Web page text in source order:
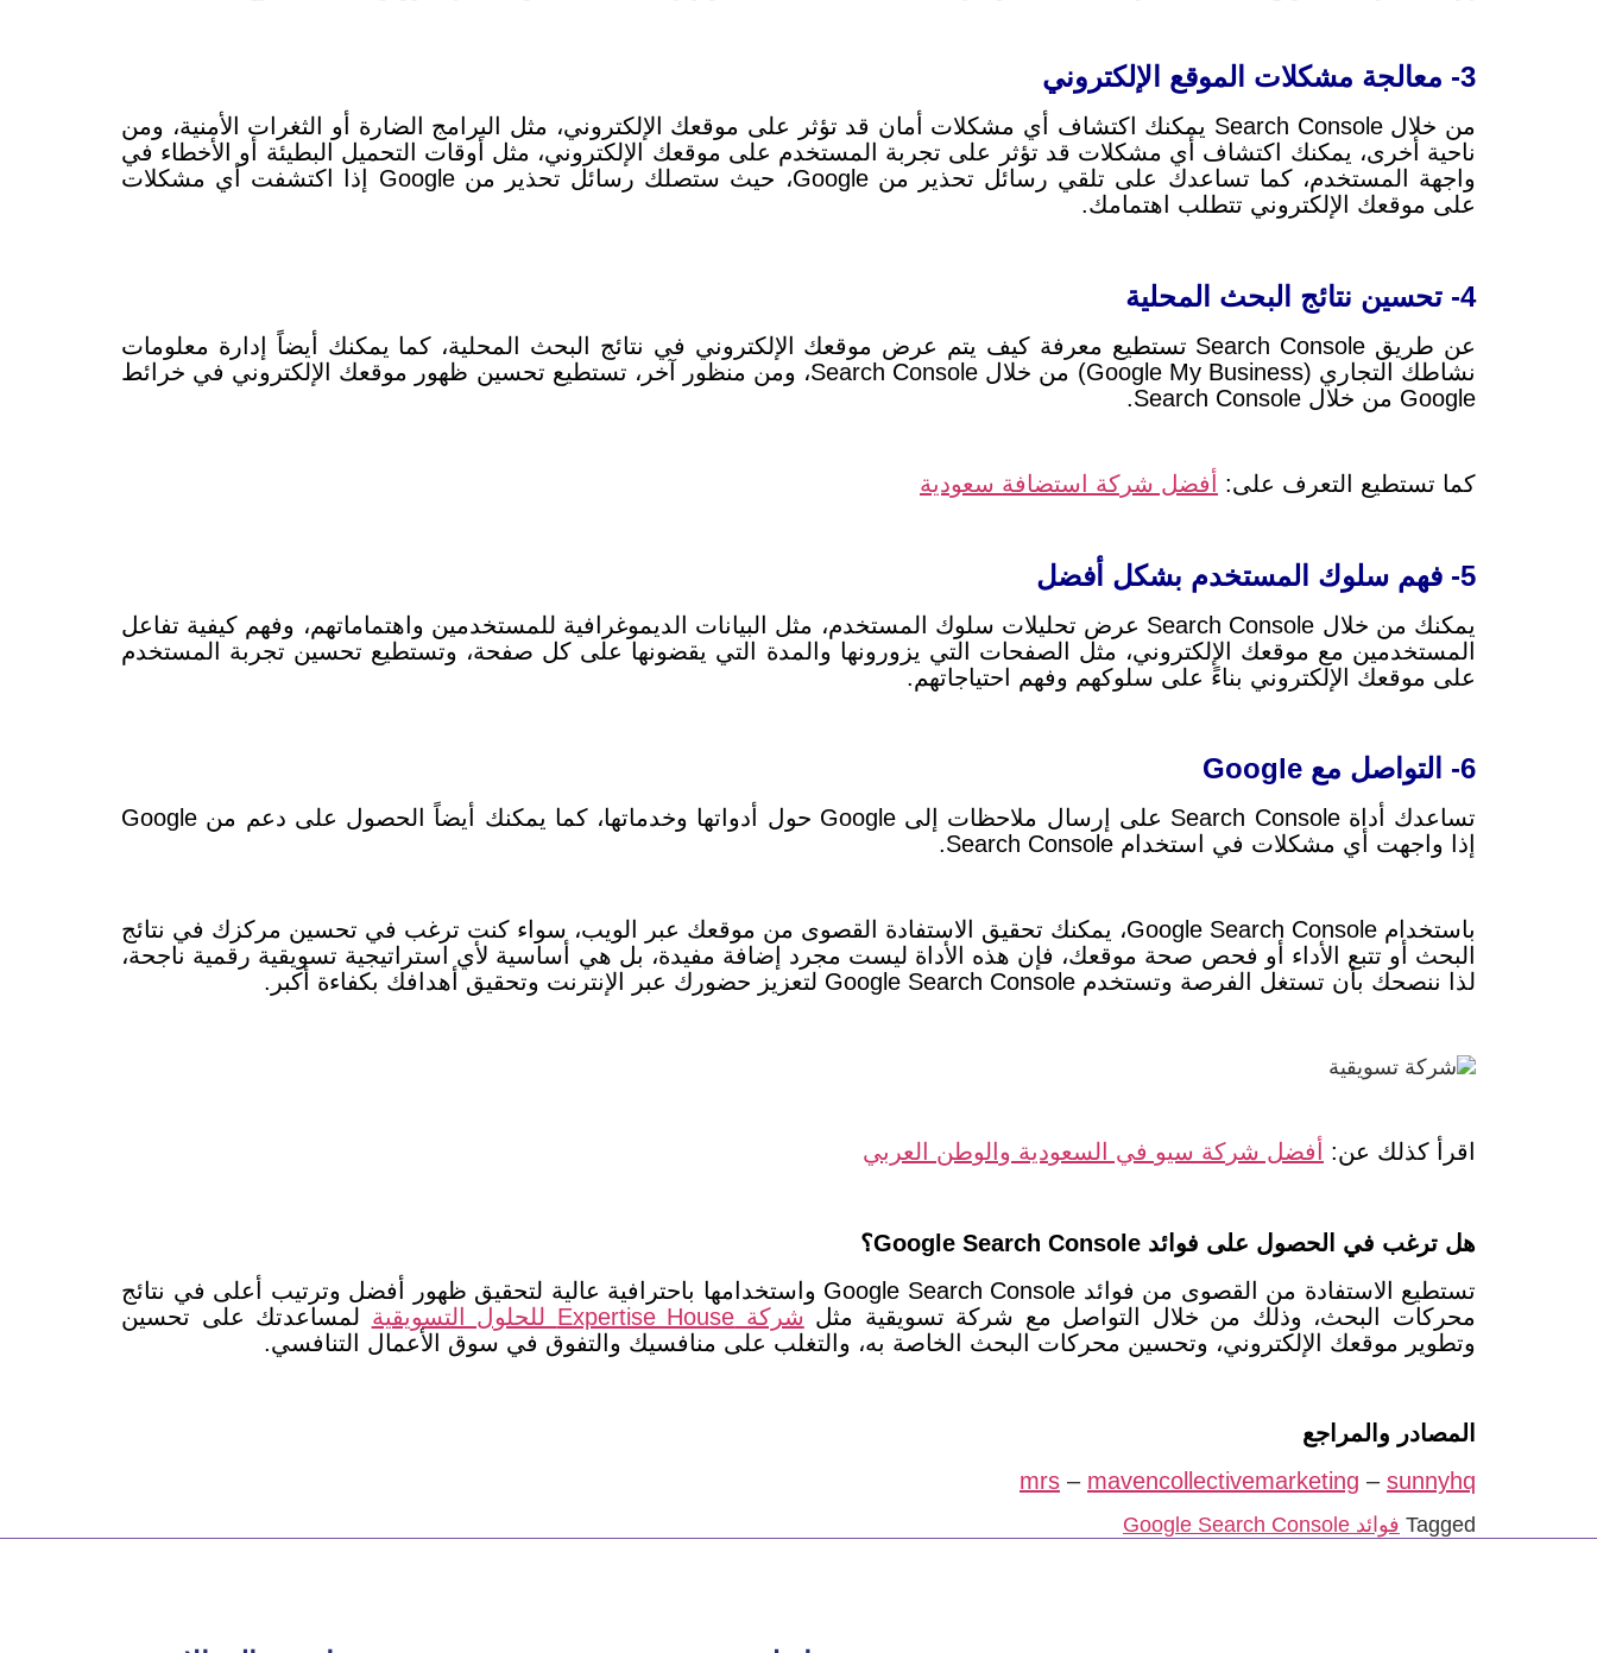
3- معالجة مشكلات الموقع الإلكتروني
من خلال Search Console يمكنك اكتشاف أي مشكلات أمان قد تؤثر على موقعك الإلكتروني، مثل البرامج الضارة أو الثغرات الأمنية، ومن
ناحية أخرى، يمكنك اكتشاف أي مشكلات قد تؤثر على تجربة المستخدم على موقعك الإلكتروني، مثل أوقات التحميل البطيئة أو الأخطاء في
واجهة المستخدم، كما تساعدك على
تلقي رسائل تحذير من Google، حيث ستصلك رسائل تحذير من Google إذا اكتشفت أي مشكلات
على موقعك الإلكتروني تتطلب اهتمامك.
4- تحسين نتائج البحث المحلية
عن طريق Search Console تستطيع معرفة كيف يتم عرض موقعك الإلكتروني في نتائج البحث المحلية، كما ي
مكنك أيضاً إدارة معلومات
نشاطك التجاري (Google My Business) من خلال Search Console، ومن منظور آخر، تستطيع
تحسين ظهور موقعك الإلكتروني في خرائط
Google من خلال Search Console.
كما تستطيع التعرف على: أفضل شركة استضافة سعودية
5- فهم سلوك المستخدم بشكل أفضل
يمكنك من خلال Search Console عرض تحليلات سلوك المستخدم، مثل البيانات الديموغرافية للمستخدمين واهتماماتهم،
وفهم كيفية تفاعل
المستخدمين مع موقعك الإلكتروني، مثل الصفحات التي يزورونها والمدة التي يقضونها على كل صفحة، وتستطيع تحسين تجربة المستخدم
على موقعك الإلكتروني بناءً على سلوكهم وفهم احتياجاتهم.
6- التواصل مع Google
تساعدك أداة Search Console على إرسال ملاحظات إلى Google حول أدواتها وخدماتها، كما
يمكنك أيضاً الحصول على دعم من Google
إذا واجهت أي مشكلات في استخدام Search Console.
باستخدام Google Search Console، يمكنك تحقيق الاستفادة القصوى من موقعك عبر الويب، سواء كنت ترغب في تحسين مركزك في نتائج
البحث أو تتبع الأداء أو فحص صحة موقعك، فإن هذه الأداة ليست مجرد إضافة مفيدة، بل هي أساسية لأي استراتيجية تسويقية رقمية ناجحة،
لذا ننصحك بأن تستغل الفرصة وتستخدم Google Search Console لتعزيز حضورك عبر الإنترنت وتحقيق أهدافك بكفاءة أكبر.
اقرأ كذلك عن: أفضل شركة سيو في السعودية والوطن العربي
هل ترغب في الحصول على فوائد Google Search Console؟
تستطيع الاستفادة من القصوى من فوائد Google Search Console واستخدامها باحترافية عالية لتحقيق ظهور أفضل وترتيب أعلى في نتائج
محركات البحث، وذلك من خلال التواصل مع شركة تسويقية مثل شركة Expertise House للحلول التسويقية
لمساعدتك على تحسين
وتطوير موقعك الإلكتروني، وتحسين محركات البحث الخاصة به، والتغلب على منافسيك والتفوق في سوق الأعمال التنافسي.
المصادر والمراجع
mrs – mavencollectivemarketing – sunnyhq
Tagged فوائد Google Search Console